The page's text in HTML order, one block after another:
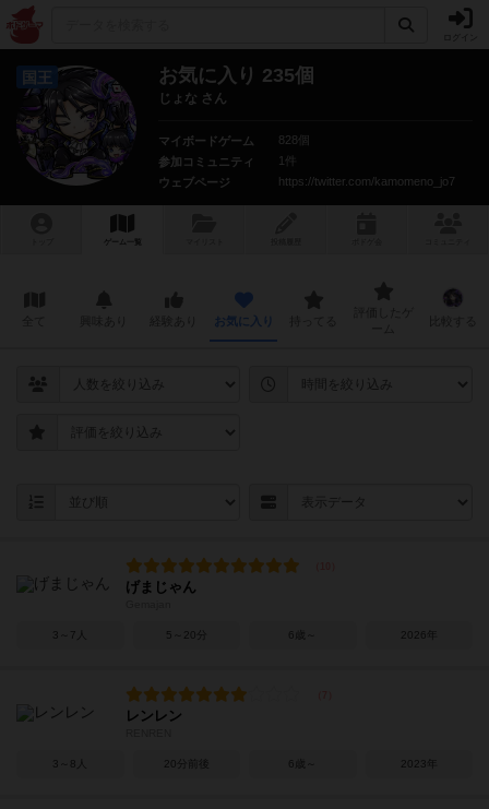
国王 お気に入り 235個
じょな さん
マイボードゲーム
828個
参加コミュニティ
1件
ウェブページ
https://twitter.com/kamomeno_jo7
ゲーム一覧
お気に入り
げまじゃん
3～7人 5～20分 6歳～ 2026年
レンレン
3～8人 20分前後 6歳～ 2023年